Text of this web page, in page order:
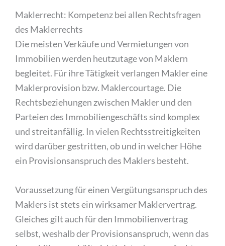
Maklerrecht: Kompetenz bei allen Rechtsfragen
des Maklerrechts
Die meisten Verkäufe und Vermietungen von
Immobilien werden heutzutage von Maklern
begleitet. Für ihre Tätigkeit verlangen Makler eine
Maklerprovision bzw. Maklercourtage. Die
Rechtsbeziehungen zwischen Makler und den
Parteien des Immobiliengeschäfts sind komplex
und streitanfällig. In vielen Rechtsstreitigkeiten
wird darüber gestritten, ob und in welcher Höhe
ein Provisionsanspruch des Maklers besteht.
Voraussetzung für einen Vergütungsanspruch des
Maklers ist stets ein wirksamer Maklervertrag.
Gleiches gilt auch für den Immobilienvertrag
selbst, weshalb der Provisionsanspruch, wenn das